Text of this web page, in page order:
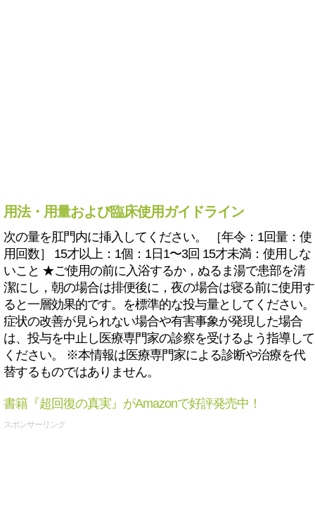
用法・用量および臨床使用ガイドライン
次の量を肛門内に挿入してください。 ［年令：1回量：使
用回数］ 15才以上：1個：1日1〜3回 15才未満：使用しな
いこと ★ご使用の前に入浴するか，ぬるま湯で患部を清
潔にし，朝の場合は排便後に，夜の場合は寝る前に使用す
ると一層効果的です。を標準的な投与量としてください。
症状の改善が見られない場合や有害事象が発現した場合
は、投与を中止し医療専門家の診察を受けるよう指導して
ください。 ※本情報は医療専門家による診断や治療を代
替するものではありません。
書籍『超回復の真実』がAmazonで好評発売中！
スポンサーリンク